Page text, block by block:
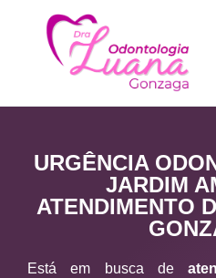
URGÊNCIA
JARDIM
ATENDIMENTO
Está em busca de